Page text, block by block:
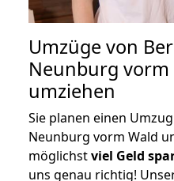
Umzüge von
Neunburg vorm
umziehen
Sie planen einen
Neunburg vorm Wald
möglichstviel Geld
uns genau richtig!